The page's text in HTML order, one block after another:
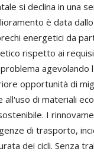
si declina in una
è data
energetici da
rispetto ai
opportunità di
di materiali
I
di trasporto,
dei cicli. Senza